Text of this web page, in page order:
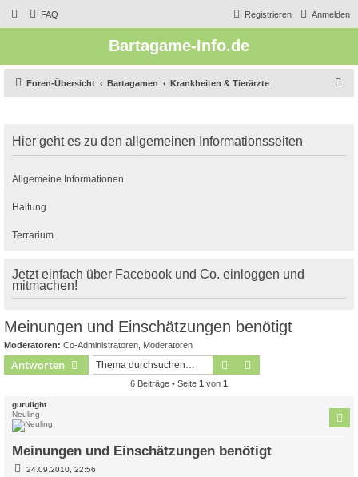
FAQ Anmelden
Registrieren
Bartagame-Info.de
Foren-Übersicht Bartagamen Krankheiten & Tierärzte
e
Hier geht es zu den allgemeinen Informationsseiten
Allgemeine Informationen
Haltung
Terrarium
Jetzt einfach über Facebook und Co. einloggen und
mitmachen!
Meinungen und Einschätzungen benötigt
Moderatoren: Co-Administratoren Moderatoren
Antworten Suche
6 Beiträge • Seite 1 von 1
gurulight
Neuling
Meinungen und Einschätzungen benötigt
B24.09.2010, 22:56